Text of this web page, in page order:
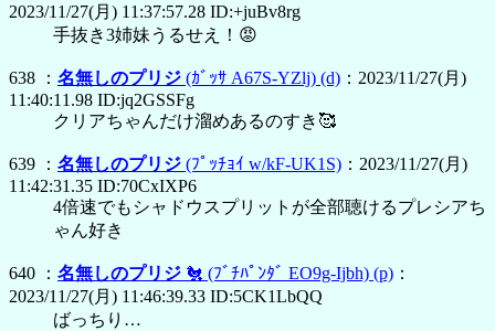
2023/11/27(月) 11:37:57.28 ID:+juBv8rg
手抜き3姉妹うるせえ！😡
638 ： 名無しのプリジ (ｶﾞｯｻ A67S-YZlj) (d) ：2023/11/27(月)
11:40:11.98 ID:jq2GSSFg
クリアちゃんだけ溜めあるのすき🥰
639 ： 名無しのプリジ (ﾌﾟｯﾁｮｲ w/kF-UK1S) ：2023/11/27(月)
11:42:31.35 ID:70CxIXP6
4倍速でもシャドウスプリットが全部聴けるプレシアち
ゃん好き
640 ： 名無しのプリジ 🐔 (ﾌﾞﾁﾊﾟﾝﾀﾞ EO9g-Ijbh) (p) ：
2023/11/27(月) 11:46:39.33 ID:5CK1LbQQ
ばっちり…